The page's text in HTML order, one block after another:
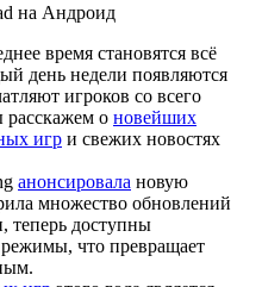
на Андроид
время становятся всё
день недели появляются
игроков со всего
расскажем о новейших
игр и свежих новостях
анонсировала новую
множество обновлений
теперь доступны
что превращает